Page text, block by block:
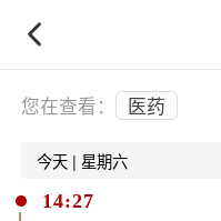
您在查看： 医药
今天 | 星期六
14:27